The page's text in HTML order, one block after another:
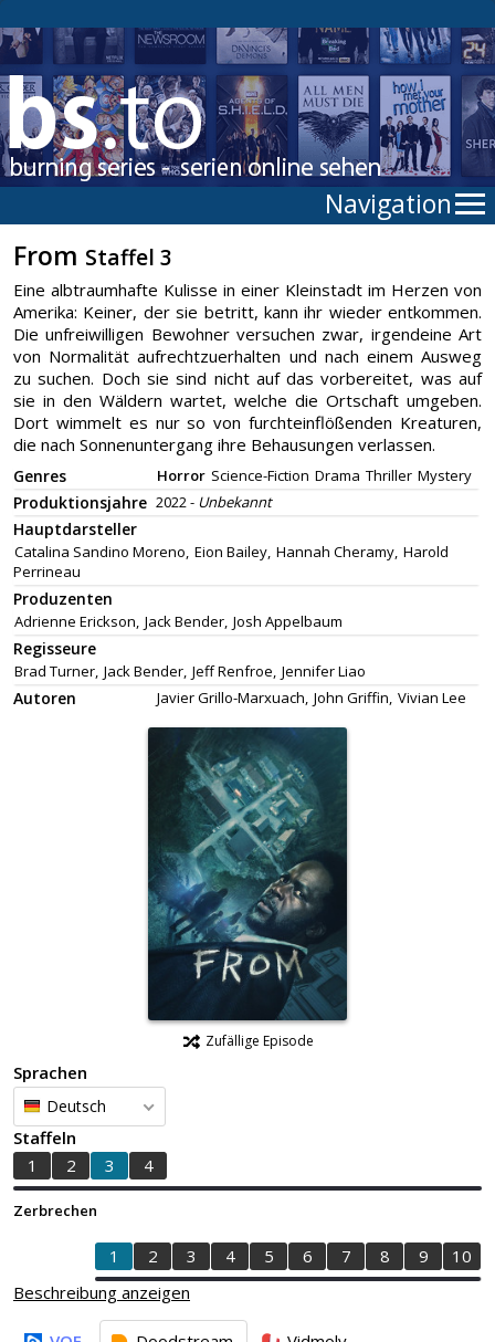
Navigation
From Staffel 3
Eine albtraumhafte Kulisse in einer Kleinstadt im Herzen von
Amerika: Keiner, der sie betritt, kann ihr wieder entkommen.
Die unfreiwilligen Bewohner versuchen zwar, irgendeine Art
von Normalität aufrechtzuerhalten und nach einem Ausweg
zu suchen. Doch sie sind nicht auf das vorbereitet, was auf
sie in den Wäldern wartet, welche die Ortschaft umgeben.
Dort wimmelt es nur so von furchteinflößenden Kreaturen,
die nach Sonnenuntergang ihre Behausungen verlassen.
Genres Horror Science-Fiction Drama Thriller Mystery
Produktionsjahre 2022 - Unbekannt
Hauptdarsteller
Catalina Sandino Moreno, Eion Bailey, Hannah Cheramy, Harold
Perrineau
Produzenten
Adrienne Erickson, Jack Bender, Josh Appelbaum
Regisseure
Brad Turner, Jack Bender, Jeff Renfroe, Jennifer Liao
Autoren Javier Grillo-Marxuach, John Griffin, Vivian Lee
Zufällige Episode
Sprachen
Deutsch
Staffeln
1
2 3 4
Zerbrechen
1 2 3 4 5 6 7 8 9
10
Beschreibung anzeigen